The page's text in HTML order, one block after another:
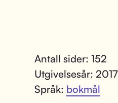
Antall sider: 152
Utgivelsesår: 2017
Språk: bokmål